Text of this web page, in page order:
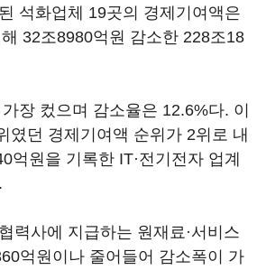
석화업체 19곳의 경제기여액은
32조8980억원 감소한 228조18
장 컸으며 감소율은 12.6%다. 이
였던 경제기여액 순위가 2위로 내
억원을 기록한 IT·전기전자 업계
력사에 지급하는 원재료·서비스
억원이나 줄어들어 감소폭이 가